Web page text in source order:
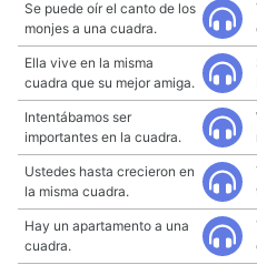
Se puede oír el canto de los
monjes a una cuadra.
Ella vive en la misma
cuadra que su mejor amiga.
Intentábamos ser
importantes en la cuadra.
Ustedes hasta crecieron en
la misma cuadra.
Hay un apartamento a una
cuadra.